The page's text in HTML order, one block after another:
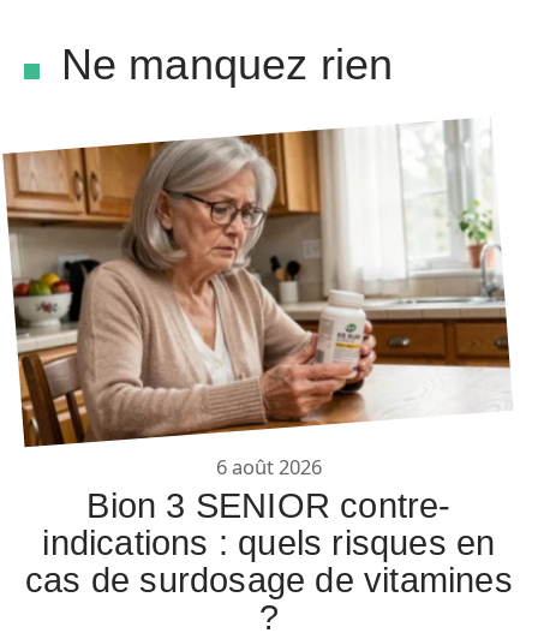
Ne manquez rien
6 août 2026
Bion 3 SENIOR contre-
indications : quels risques en
cas de surdosage de vitamines
?